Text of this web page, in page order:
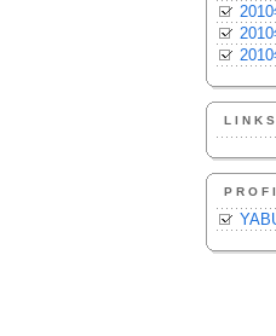
2010
2010
2010
LINKS